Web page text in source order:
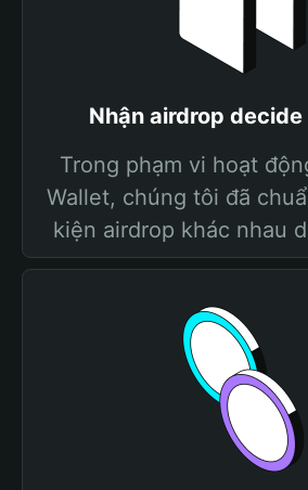
Nhận airdrop
Trong phạm vi hoạt
Wallet, chúng tôi đã
kiện airdrop khác nhau